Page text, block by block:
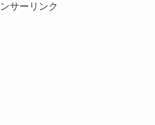
サーリンク